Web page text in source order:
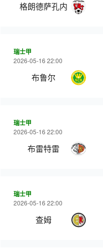
格朗德萨孔内
瑞士甲
2026-05-16 22:00
布鲁尔
瑞士甲
2026-05-16 22:00
布雷特雷
瑞士甲
2026-05-16 22:00
查姆